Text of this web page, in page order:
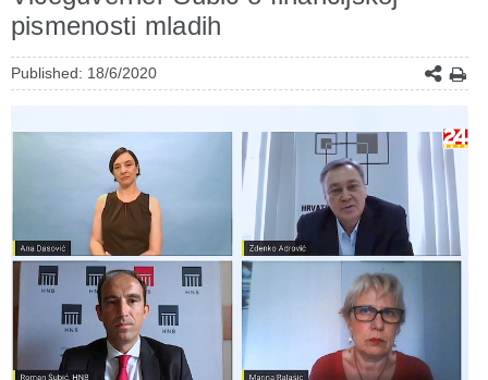
pismenosti mladih
Published: 18/6/2020